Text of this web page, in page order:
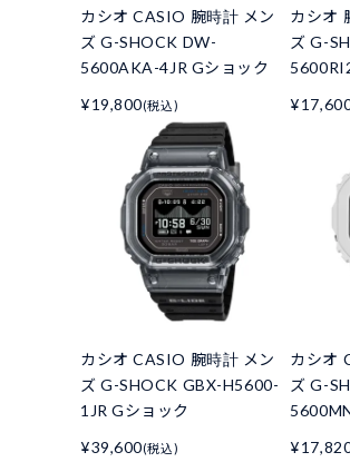
カシオ CASIO 腕時計 メン
ズ G-SHOCK DW-
5600AKA-4JR Gショック
¥19,800(税込)
カシオ
ズ G-
カシオ CASIO 腕時計 メン
ズ G-SHOCK GBX-H5600-
1JR Gショック
¥39,600(税込)
カシオ
ズ G-